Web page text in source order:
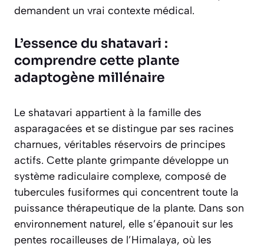
demandent un vrai contexte médical.
L’essence du shatavari :
comprendre cette plante
adaptogène millénaire
Le shatavari appartient à la famille des
asparagacées et se distingue par ses racines
charnues, véritables réservoirs de principes
actifs. Cette plante grimpante développe un
système radiculaire complexe, composé de
tubercules fusiformes qui concentrent toute la
puissance thérapeutique de la plante. Dans son
environnement naturel, elle s’épanouit sur les
pentes rocailleuses de l’Himalaya, où les